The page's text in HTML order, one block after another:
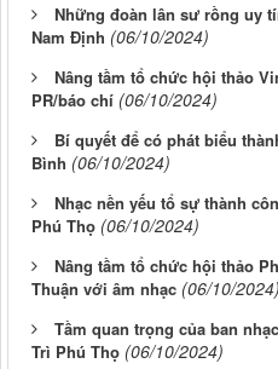
Những đoàn lân sư rồng uy
Nam Định (06/10/2024)
Nâng tầm tổ chức hội thảo
PR/báo chí (06/10/2024)
Bí quyết để có phát biểu
Bình (06/10/2024)
Nhạc nền yếu tổ sự thành
Phú Thọ (06/10/2024)
Nâng tầm tổ chức hội thảo
Thuận với âm nhạc (06/10/2024)
Tầm quan trọng của ban
Trì Phú Thọ (06/10/2024)